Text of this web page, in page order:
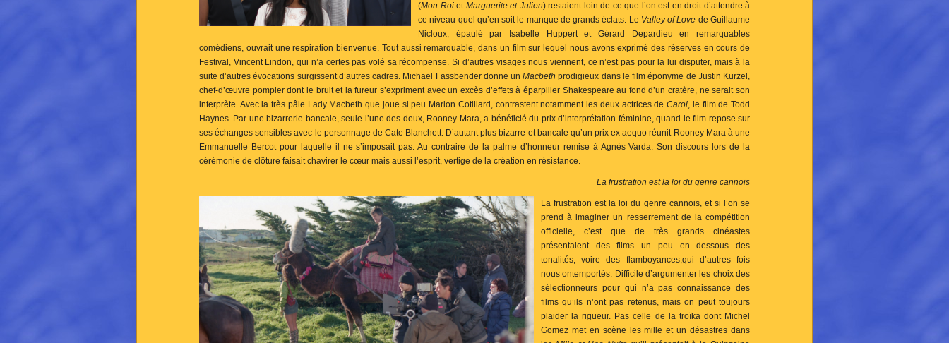
(Mon Roiet Marguerite et Julien) restaient loin de ce que l’on est en droit d’attendre à
ce niveau quel qu’en soit le manque de grands éclats. Le Valley of Love de Guillaume
Nicloux, épaulé par Isabelle Huppert et Gérard Depardieu en remarquables
comédiens, ouvrait une respiration bienvenue. Tout aussi remarquable, dans un film sur lequel nous avons exprimé des réserves en cours de
Festival, Vincent Lindon, qui n’a certes pas volé sa récompense. Si d’autres visages nous viennent, ce n’est pas pour la lui disputer, mais à la
suite d’autres évocations surgissent d’autres cadres. Michael Fassbender donne unMacbeth prodigieux dans le film éponyme de Justin Kurzel,
chef-d’œuvre pompier dont le bruit et la fureur s’expriment avec un excès d’effets à éparpiller Shakespeare au fond d’un cratère, ne serait son
interprète. Avec la très pâle Lady Macbeth que joue si peu Marion Cotillard, contrastent notamment les deux actrices deCarol, le film de Todd
Haynes. Par une bizarrerie bancale, seule l’une des deux, Rooney Mara, a bénéficié du prix d’interprétation féminine, quand le film repose sur
ses échanges sensibles avec le personnage de Cate Blanchett. D’autant plus bizarre et bancale qu’un prix ex aequo réunit Rooney Mara à une
Emmanuelle Bercot pour laquelle il ne s’imposait pas. Au contraire de la palme d’honneur remise à Agnès Varda. Son discours lors de la
cérémonie de clôture faisait chavirer le cœur mais aussi l’esprit, vertige de la création en résistance.
La frustration est la loi du genre cannois
La frustration est la loi du genre cannois, et si l’on se
prend à imaginer un resserrement de la compétition
officielle, c’est que de très grands cinéastes
présentaient des films un peu en dessous des
tonalités, voire des flamboyances,qui d’autres fois
nous ontemportés. Difficile d’argumenter les choix des
sélectionneurs pour qui n’a pas connaissance des
films qu’ils n’ont pas retenus, mais on peut toujours
plaider la rigueur. Pas celle de la troïka dont Michel
Gomez met en scène les mille et un désastres dans